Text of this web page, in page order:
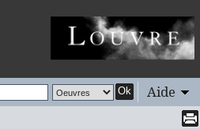
Ok Aide